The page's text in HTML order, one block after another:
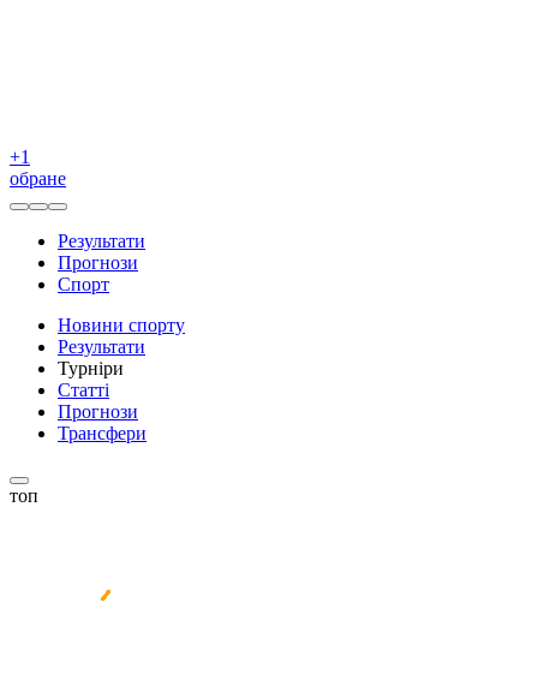
+1
обране
Результати
Прогнози
Спорт
Новини спорту
Результати
Турніри
Статті
Прогнози
Трансфери
топ